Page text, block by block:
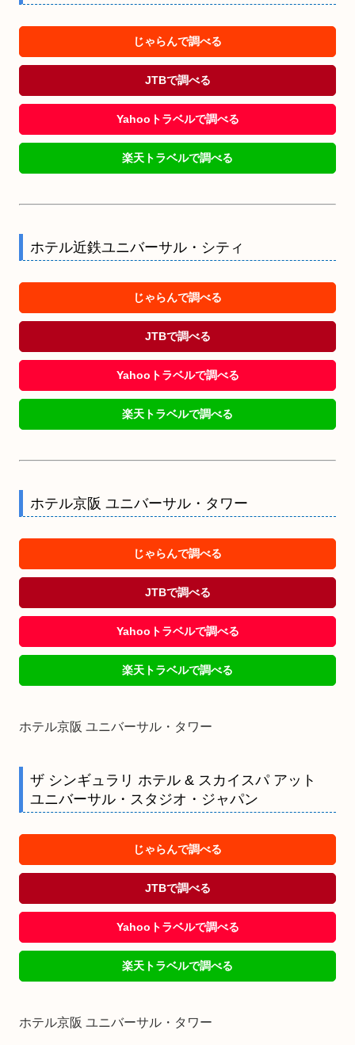
じゃらんで調べる
JTBで調べる
Yahooトラベルで調べる
楽天トラベルで調べる
ホテル近鉄ユニバーサル・シティ
じゃらんで調べる
JTBで調べる
Yahooトラベルで調べる
楽天トラベルで調べる
ホテル京阪 ユニバーサル・タワー
じゃらんで調べる
JTBで調べる
Yahooトラベルで調べる
楽天トラベルで調べる
ホテル京阪 ユニバーサル・タワー
ザ シンギュラリ ホテル & スカイスパ アット
ユニバーサル・スタジオ・ジャパン
じゃらんで調べる
JTBで調べる
Yahooトラベルで調べる
楽天トラベルで調べる
ホテル京阪 ユニバーサル・タワー